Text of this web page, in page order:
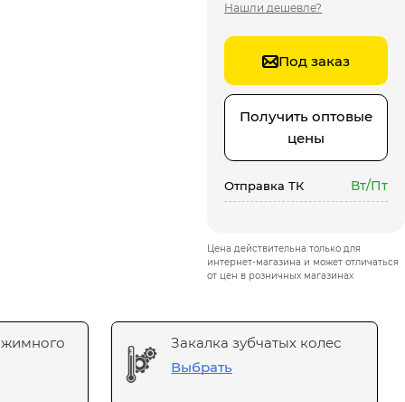
Нашли дешевле?
Под заказ
Получить оптовые
цены
Отправка ТК Вт/Пт
Цена действительна только для
интернет-магазина и может отличаться
от цен в розничных магазинах
Закалка зубчатых колес
Выбрать